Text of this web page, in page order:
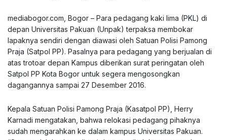
mediabogor.com, Bogor – Para pedagang kaki lima (PKL) di
depan Universitas Pakuan (Unpak) terpaksa membokar
lapaknya sendiri dengan diawasi oleh Satuan Polisi Pamong
Praja (Satpol PP). Pasalnya para pedagang yang berjualan di
atas trotoar depan Kampus diberikan surat peringatan oleh
Satpol PP Kota Bogor untuk segera mengosongkan
dagangannya sampai 27 Desember 2016.
Kepala Satuan Polisi Pamong Praja (Kasatpol PP), Herry
Karnadi mengatakan, bahwa relokasi pedagang pihaknya
sudah mengarahkan ke dalam kampus Universitas Pakuan.